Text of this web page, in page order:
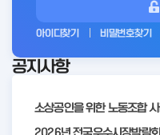
전
아이디찾기 비밀번호찾기
공지사항
소상공인을 위한 노동조합